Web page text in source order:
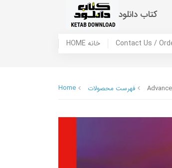
کتاب دانلود
HOME خانه
Home فهرست محصولات